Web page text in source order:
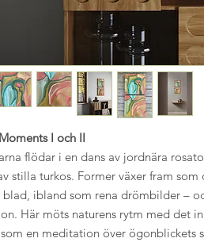
I och II
flödar i en dans av jordnära
stilla turkos. Former växer fram
blad, ibland som rena drömbilder –
Här möts naturens rytm med det
en meditation över ögonblickets